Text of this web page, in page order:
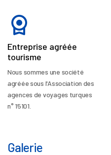
Entreprise agréée
tourisme
Nous sommes une société
agréée sous l'Association des
agences de voyages turques
n° 15101.
Galerie